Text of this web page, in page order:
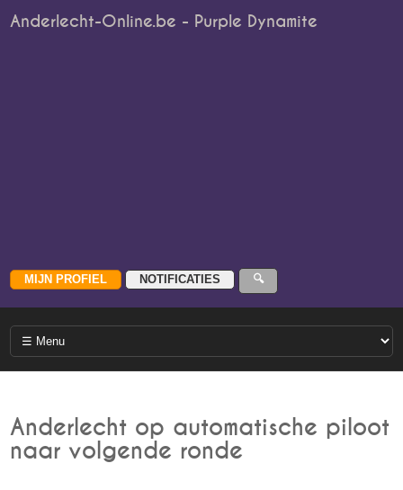
Anderlecht-Online.be - Purple Dynamite
Anderlecht op automatische piloot
naar volgende ronde